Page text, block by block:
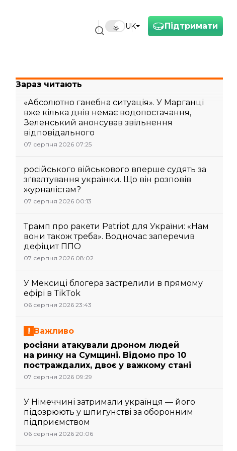
Підтримати
UK
Зараз читають
«Абсолютно ганебна ситуація». У Марганці
вже кілька днів немає водопостачання,
Зеленський анонсував звільнення
відповідального
07 серпня 2026 07:25
російського військового вперше судять за
зґвалтування українки. Що він розповів
журналістам?
07 серпня 2026 00:13
Трамп про ракети Patriot для України: «Нам
вони також треба». Водночас заперечив
дефіцит ППО
07 серпня 2026 08:02
У Мексиці блогера застрелили в прямому
ефірі в TikTok
06 серпня 2026 23:43
Важливо
росіяни атакували дроном людей
на ринку на Сумщині. Відомо про 10
постраждалих, двоє у важкому стані
07 серпня 2026 09:29
У Німеччині затримали українця — його
підозрюють у шпигунстві за оборонним
підприємством
06 серпня 2026 20:06